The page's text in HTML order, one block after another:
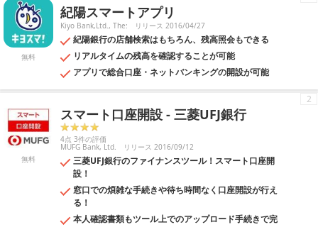
貨をはじめとした新しい資産運用も増えてきており、それらすべてを自
力で習得するのは困難です。そんなときにファイナンシャル・資産運
用・仮想通貨アプリをひとつ持っているだけで、最新の金融知識を知る
ことができます。
無料
紀陽スマートアプリ
Kiyo Bank,Ltd., The: リリース 2016/04/27
紀陽銀行の店舗検索はもちろん、残高照会もできる
リアルタイムの残高を確認することが可能
アプリで総合口座・ネットバンキングの開設が可能
無料
スマート口座開設 - 三菱UFJ銀行
4点 3件の評価
MUFG Bank, Ltd. リリース 2016/09/12
三菱UFJ銀行のファイナンスツール！スマート口座開
設！
窓口での煩雑な手続きや待ち時間なく口座開設が行え
る！
本人確認書類もツール上でのアップロード手続きで完
2